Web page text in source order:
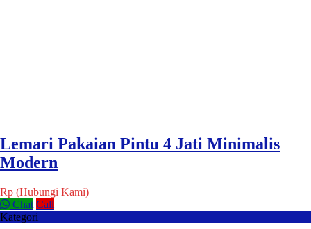
Lemari Pakaian Pintu 4 Jati Minimalis
Modern
Rp (Hubungi Kami)
Chat Call
Kategori